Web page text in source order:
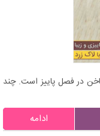
در فصل پاییز است. چند
ادامه